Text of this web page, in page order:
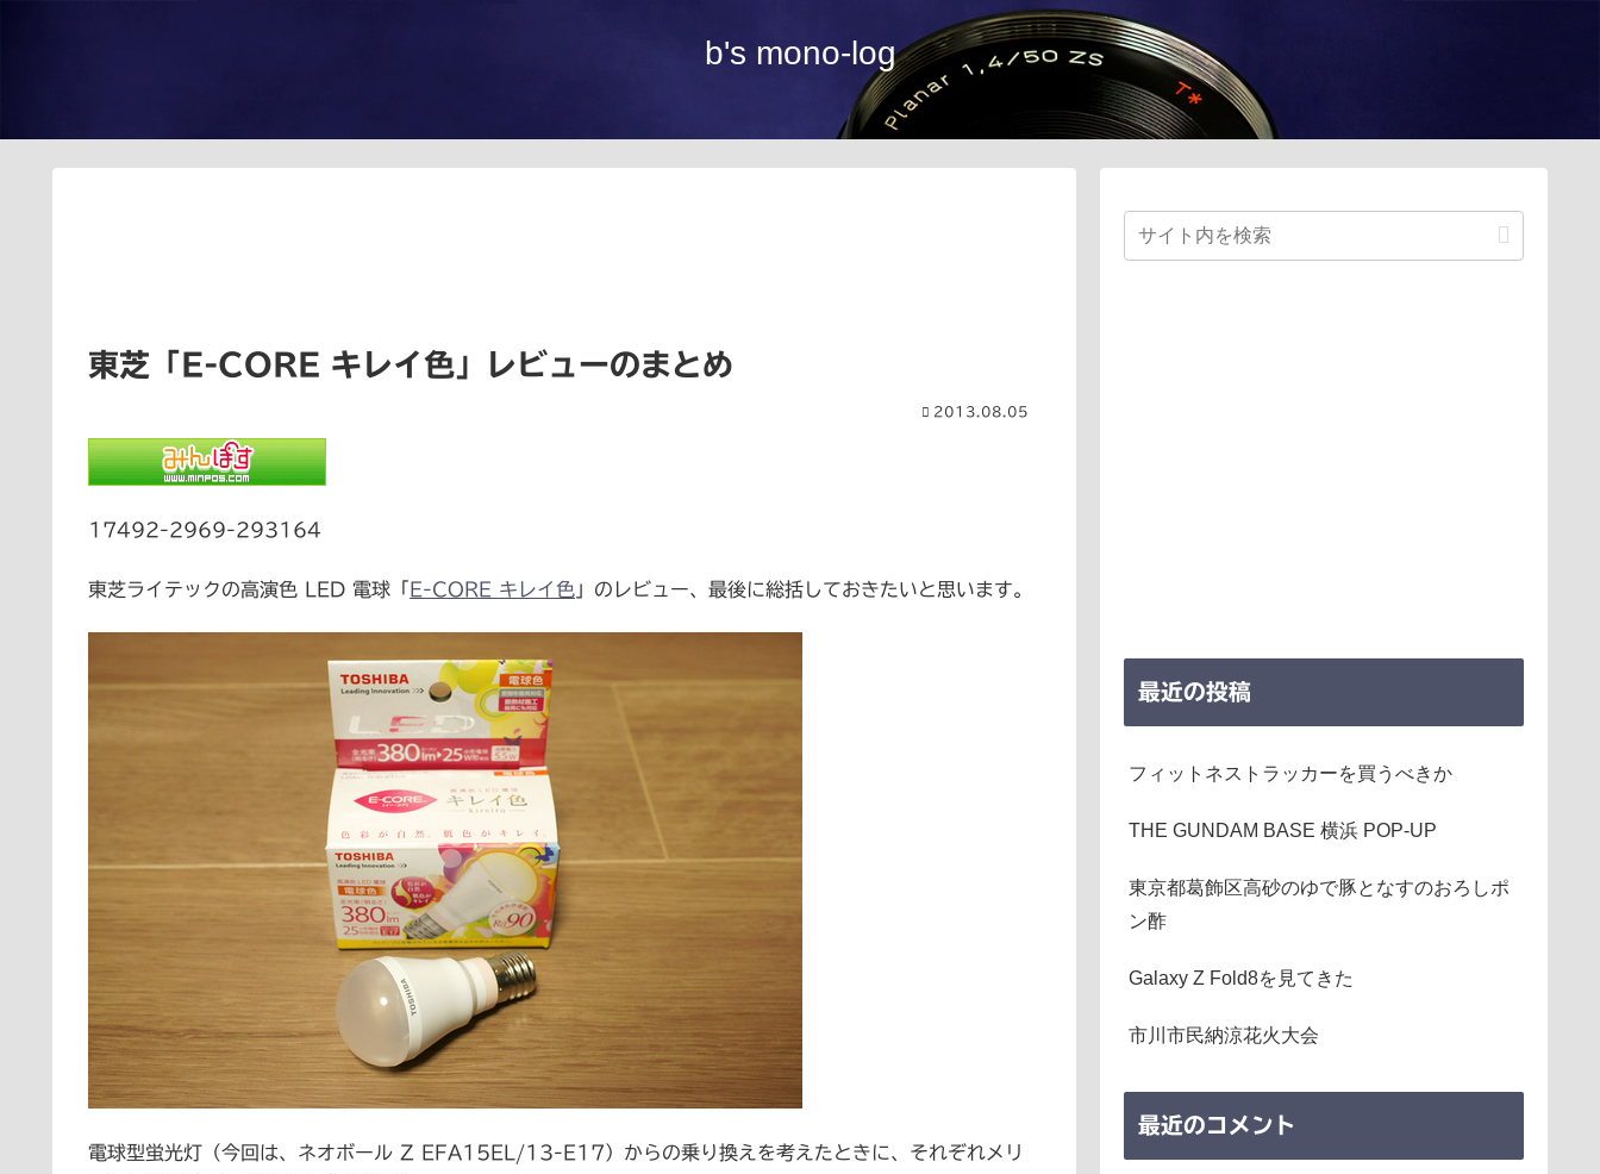
b's mono-log
東芝「E-CORE キレイ色」レビューのまとめ
2013.08.05
17492-2969-293164
東芝ライテックの高演色 LED 電球「 E-CORE キレイ色 」のレビュー、最後に総括しておきたいと思います。
電球型蛍光灯（今回は、ネオボール Z EFA15EL/13-E17）からの乗り換えを考えたときに、それぞれメリ
最近の投稿
フィットネストラッカーを買うべきか
THE GUNDAM BASE 横浜 POP-UP
東京都葛飾区高砂のゆで豚となすのおろしポ
ン酢
Galaxy Z Fold8を見てきた
市川市民納涼花火大会
最近のコメント